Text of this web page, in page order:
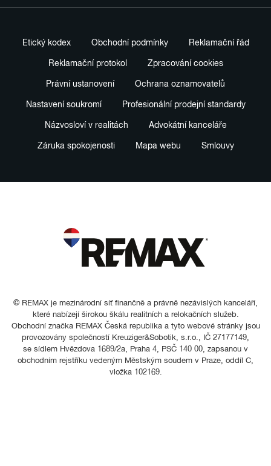
Etický kodex Obchodní podmínky Reklamační řád
Reklamační protokol Zpracování cookies
Právní ustanovení Ochrana oznamovatelů
Nastavení soukromí Profesionální prodejní standardy
Názvosloví v realitách Advokátní kanceláře
Záruka spokojenosti Mapa webu Smlouvy
© REMAX je mezinárodní síť finančně a právně nezávislých kanceláří,
které nabízejí širokou škálu realitních a relokačních služeb.
Obchodní značka REMAX Česká republika a tyto webové stránky jsou
provozovány společností Kreuziger&Sobotik, s.r.o., IČ 27177149,
se sídlem Hvězdova 1689/2a, Praha 4, PSČ 140 00, zapsanou v
obchodním rejstříku vedeným Městským soudem v Praze, oddíl C,
vložka 102169.